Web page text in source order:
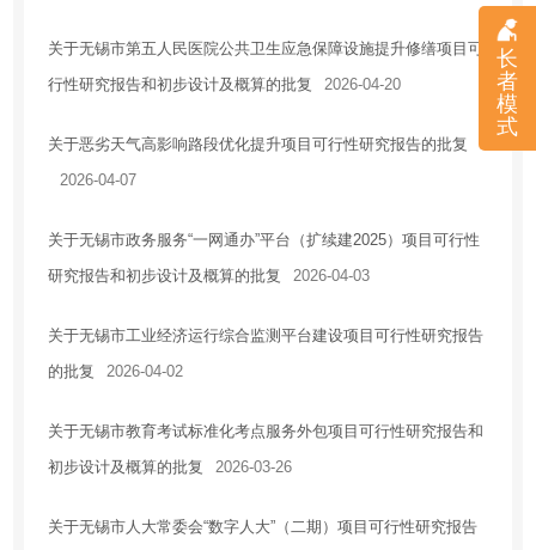
长
者
模
式
农业供给侧改革
乡村振兴
关于无锡市第五人民医院公共卫生应急保障设施提升修缮项目可
行性研究报告和初步设计及概算的批复
2026-04-20
关于恶劣天气高影响路段优化提升项目可行性研究报告的批复
2026-04-07
关于无锡市政务服务“一网通办”平台（扩续建2025）项目可行性
研究报告和初步设计及概算的批复
2026-04-03
关于无锡市工业经济运行综合监测平台建设项目可行性研究报告
的批复
2026-04-02
关于无锡市教育考试标准化考点服务外包项目可行性研究报告和
初步设计及概算的批复
2026-03-26
关于无锡市人大常委会“数字人大”（二期）项目可行性研究报告